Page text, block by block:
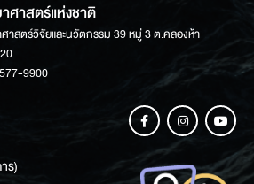
าสตร์แห่งชาติ
าสตร์วิจัยและนวัตกรรม 39 หมู่ 3 ต.คลองห้า
9900
ร)